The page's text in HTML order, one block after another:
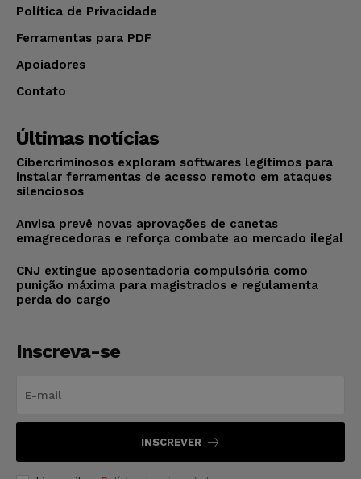
Política de Privacidade
Ferramentas para PDF
Apoiadores
Contato
Últimas notícias
Cibercriminosos exploram softwares legítimos para
instalar ferramentas de acesso remoto em ataques
silenciosos
Anvisa prevê novas aprovações de canetas
emagrecedoras e reforça combate ao mercado ilegal
CNJ extingue aposentadoria compulsória como
punição máxima para magistrados e regulamenta
perda do cargo
Inscreva-se
INSCREVER